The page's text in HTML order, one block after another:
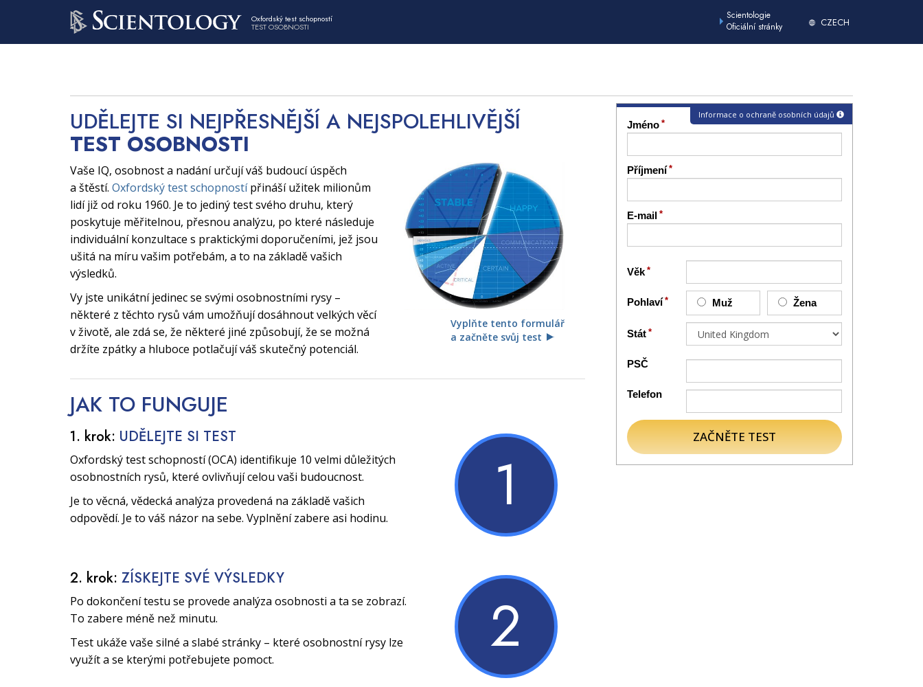
Oxfordský test schopností
TEST OSOBNOSTI
Scientologie
Oficiální stránky
CZECH
Informace o ochraně osobních údajů
Jméno
Příjmení
E-mail
Věk
Pohlaví Muž Žena
Stát
PSČ
Telefon
ZAČNĚTE TEST
UDĚLEJTE SI NEJPŘESNĚJŠÍ A NEJSPOLEHLIVĚJŠÍ
TEST OSOBNOSTI
Vyplňte tento formulář
a začněte svůj test
Vaše IQ, osobnost a nadání určují váš budoucí úspěch
a štěstí. Oxfordský test schopnostípřináší užitek milionům
lidí již od roku 1960. Je to jediný test svého druhu, který
poskytuje měřitelnou, přesnou analýzu, po které následuje
individuální konzultace s praktickými doporučeními, jež jsou
ušitá na míru vašim potřebám, a to na základě vašich
výsledků.
Vy jste unikátní jedinec se svými osobnostními rysy –
některé z těchto rysů vám umožňují dosáhnout velkých věcí
v životě, ale zdá se, že některé jiné způsobují, že se možná
držíte zpátky a hluboce potlačují váš skutečný potenciál.
JAK TO FUNGUJE
1. krok: UDĚLEJTE SI TEST
Oxfordský test schopností (OCA) identifikuje 10 velmi důležitých
osobnostních rysů, které ovlivňují celou vaši budoucnost.
Je to věcná, vědecká analýza provedená na základě vašich
odpovědí. Je to váš názor na sebe. Vyplnění zabere asi hodinu.
1
2. krok: ZÍSKEJTE SVÉ VÝSLEDKY
Po dokončení testu se provede analýza osobnosti a ta se zobrazí.
To zabere méně než minutu.
Test ukáže vaše silné a slabé stránky – které osobnostní rysy lze
využít a se kterými potřebujete pomoct.
2